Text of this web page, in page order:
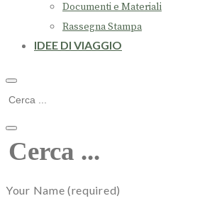
Documenti e Materiali
Rassegna Stampa
IDEE DI VIAGGIO
Your Name (required)